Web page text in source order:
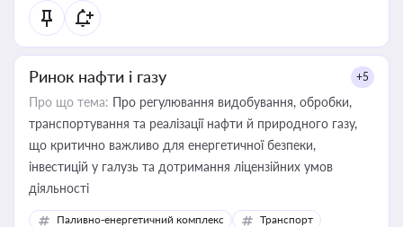
Ринок нафти і газу +5
Про що тема: Про регулювання видобування, обробки,
транспортування та реалізації нафти й природного газу,
що критично важливо для енергетичної безпеки,
інвестицій у галузь та дотримання ліцензійних умов
діяльності
Паливно-енергетичний комплекс
Транспорт